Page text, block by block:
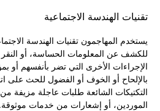
تقنيات الهندسة الاجتماعية
يستخدم المهاجمون تقنيات الهندسة
الإجراءات الأخرى التي تضر بأنفسهم أو
بالإلحاح أو الخوف أو الفضول للحث على
التكتيكات الشائعة طلبات عاجلة مزيفة
الموردين، أو إشعارات من خدمات موثوقة.